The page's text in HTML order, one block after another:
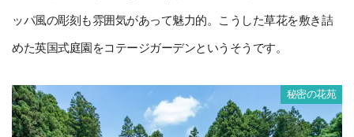
ッパ風の彫刻も雰囲気があって魅力的。こうした草花を敷き詰
めた英国式庭園をコテージガーデンというそうです。
秘密の花苑